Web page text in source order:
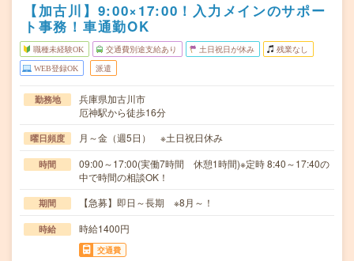
【加古川】9:00×17:00！入力メインのサポー
ト事務！車通勤OK
職種未経験OK 交通費別途支給あり 土日祝日が休み 残業なし
WEB登録OK 派遣
勤務地
兵庫県加古川市
厄神駅から徒歩16分
曜日頻度 月～金（週5日） ※土日祝日休み
時間
09:00～17:00(実働7時間 休憩1時間)※定時 8:40～17:40の
中で時間の相談OK！
期間 【急募】即日～長期 ※8月～！
時給 時給1400円
交通費